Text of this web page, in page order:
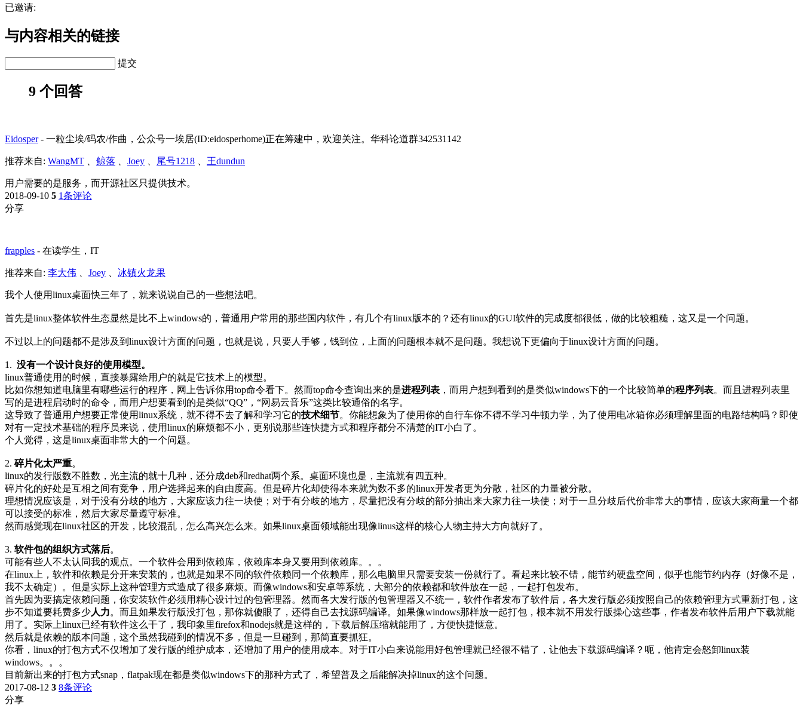
已邀请:
与内容相关的链接
提交
9 个回答
Eidosper- 一粒尘埃/码农/作曲，公众号一埃居(ID:eidosperhome)正在筹建中，欢迎关注。华科论道群342531142
推荐来自: WangMT 、 鲸落 、 Joey 、 尾号1218 、 王dundun
用户需要的是服务，而开源社区只提供技术。
2018-09-10 5 1条评论
分享
frapples - 在读学生，IT
推荐来自: 李大伟 、 Joey 、 冰镇火龙果
我个人使用linux桌面快三年了，就来说说自己的一些想法吧。
首先是linux整体软件生态显然是比不上windows的，普通用户常用的那些国内软件，有几个有linux版本的？还有linux的GUI软件的完成度都很低，做的比较粗糙，这又是一个问题。
不过以上的问题都不是涉及到linux设计方面的问题，也就是说，只要人手够，钱到位，上面的问题根本就不是问题。我想说下更偏向于linux设计方面的问题。
1. 没有一个设计良好的使用模型。
linux普通使用的时候，直接暴露给用户的就是它技术上的模型。
比如你想知道电脑里有哪些运行的程序，网上告诉你用top命令看下。然而top命令查询出来的是进程列表 ，而用户想到看到的是类似windows下的一个比较简单的程序列表。而且进程列表里
写的是进程启动时的命令，而用户想要看到的是类似“QQ”，“网易云音乐”这类比较通俗的名字。
这导致了普通用户想要正常使用linux系统，就不得不去了解和学习它的技术细节。你能想象为了使用你的自行车你不得不学习牛顿力学，为了使用电冰箱你必须理解里面的电路结构吗？即使
对有一定技术基础的程序员来说，使用linux的麻烦都不小，更别说那些连快捷方式和程序都分不清楚的IT小白了。
个人觉得，这是linux桌面非常大的一个问题。
2. 碎片化太严重。
linux的发行版数不胜数，光主流的就十几种，还分成deb和redhat两个系。桌面环境也是，主流就有四五种。
碎片化的好处是互相之间有竞争，用户选择起来的自由度高。但是碎片化却使得本来就为数不多的linux开发者更为分散，社区的力量被分散。
理想情况应该是，对于没有分歧的地方，大家应该力往一块使；对于有分歧的地方，尽量把没有分歧的部分抽出来大家力往一块使；对于一旦分歧后代价非常大的事情，应该大家商量一个都
可以接受的标准，然后大家尽量遵守标准。
然而感觉现在linux社区的开发，比较混乱，怎么高兴怎么来。如果linux桌面领域能出现像linus这样的核心人物主持大方向就好了。
3. 软件包的组织方式落后。
可能有些人不太认同我的观点。一个软件会用到依赖库，依赖库本身又要用到依赖库。。。
在linux上，软件和依赖是分开来安装的，也就是如果不同的软件依赖同一个依赖库，那么电脑里只需要安装一份就行了。看起来比较不错，能节约硬盘空间，似乎也能节约内存（好像不是，
我不太确定）。但是实际上这种管理方式造成了很多麻烦。而像windows和安卓等系统，大部分的依赖都和软件放在一起，一起打包发布。
首先因为要搞定依赖问题，你安装软件必须用精心设计过的包管理器。然而各大发行版的包管理器又不统一，软件作者发布了软件后，各大发行版必须按照自己的依赖管理方式重新打包，这
步不知道要耗费多少人力。而且如果发行版没打包，那你就傻眼了，还得自己去找源码编译。如果像windows那样放一起打包，根本就不用发行版操心这些事，作者发布软件后用户下载就能
用了。实际上linux已经有软件这么干了，我印象里firefox和nodejs就是这样的，下载后解压缩就能用了，方便快捷惬意。
然后就是依赖的版本问题，这个虽然我碰到的情况不多，但是一旦碰到，那简直要抓狂。
你看，linux的打包方式不仅增加了发行版的维护成本，还增加了用户的使用成本。对于IT小白来说能用好包管理就已经很不错了，让他去下载源码编译？呃，他肯定会怒卸linux装
windows。。。
目前新出来的打包方式snap，flatpak现在都是类似windows下的那种方式了，希望普及之后能解决掉linux的这个问题。
2017-08-12 3 8条评论
分享